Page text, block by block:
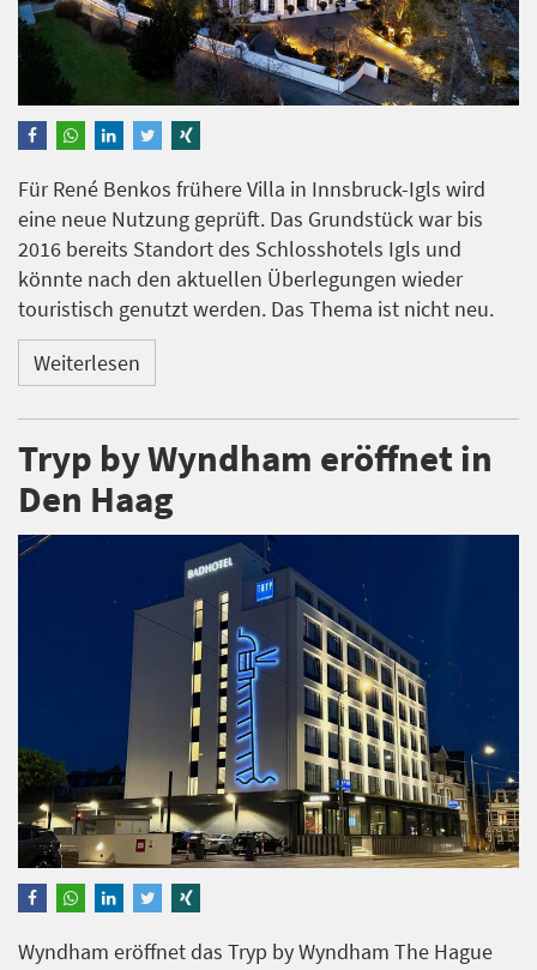
Für René Benkos frühere Villa in Innsbruck-Igls wird
eine neue Nutzung geprüft. Das Grundstück war bis
2016 bereits Standort des Schlosshotels Igls und
könnte nach den aktuellen Überlegungen wieder
touristisch genutzt werden. Das Thema ist nicht neu.
Weiterlesen
Tryp by Wyndham eröffnet in
Den Haag
Wyndham eröffnet das Tryp by Wyndham The Hague